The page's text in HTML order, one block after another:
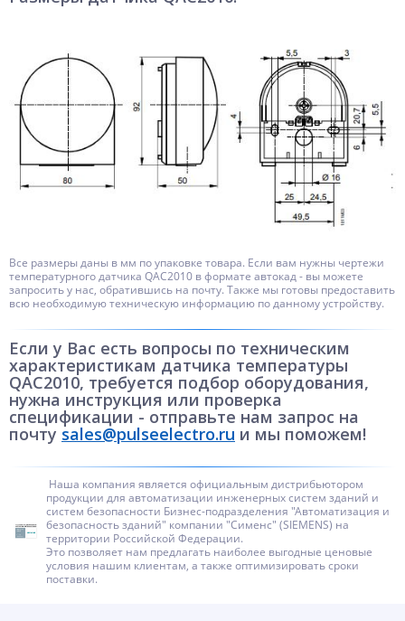
Все размеры даны в мм по упаковке товара. Если вам нужны чертежи
температурного датчика QAC2010 в формате автокад - вы можете
запросить у нас, обратившись на почту. Также мы готовы предоставить
всю необходимую техническую информацию по данному устройству.
Если у Вас есть вопросы по техническим
характеристикам датчика температуры
QAC2010, требуется подбор оборудования,
нужна инструкция или проверка
спецификации - отправьте нам запрос на
почту sales@pulseelectro.ru и мы поможем!
Наша компания является официальным дистрибьютором
продукции для автоматизации инженерных систем зданий и
систем безопасности Бизнес-подразделения "Автоматизация и
безопасность зданий" компании "Сименс" (SIEMENS) на
территории Российской Федерации.
Это позволяет нам предлагать наиболее выгодные ценовые
условия нашим клиентам, а также оптимизировать сроки
поставки.